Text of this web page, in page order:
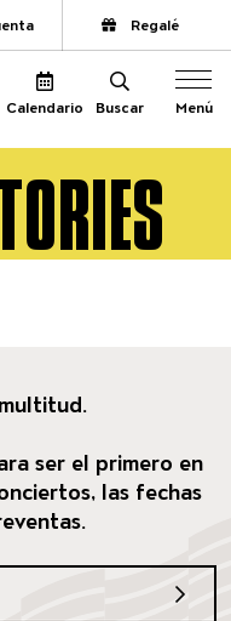
sitio
Regalé
Calendario Buscar Menú
ser el primero en
las fechas